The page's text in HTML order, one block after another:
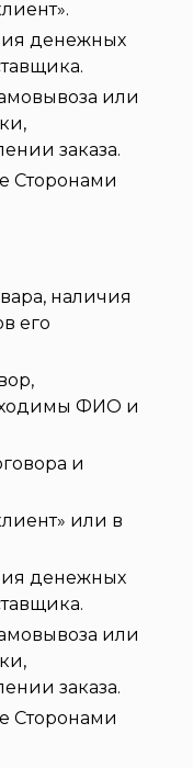
денежных
или
заказа.
Сторонами
наличия
его
ФИО и
и
или в
денежных
или
заказа.
Сторонами